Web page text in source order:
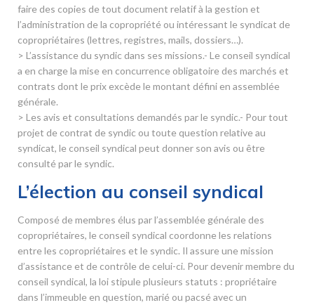
faire des copies de tout document relatif à la gestion et
l’administration de la copropriété ou intéressant le syndicat de
copropriétaires (lettres, registres, mails, dossiers…).
> L’assistance du syndic dans ses missions.- Le conseil syndical
a en charge la mise en concurrence obligatoire des marchés et
contrats dont le prix excède le montant défini en assemblée
générale.
> Les avis et consultations demandés par le syndic.- Pour tout
projet de contrat de syndic ou toute question relative au
syndicat, le conseil syndical peut donner son avis ou être
consulté par le syndic.
L’élection au conseil syndical
Composé de membres élus par l’assemblée générale des
copropriétaires, le conseil syndical coordonne les relations
entre les copropriétaires et le syndic. Il assure une mission
d’assistance et de contrôle de celui-ci. Pour devenir membre du
conseil syndical, la loi stipule plusieurs statuts : propriétaire
dans l’immeuble en question, marié ou pacsé avec un